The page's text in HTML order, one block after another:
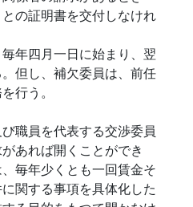
の証明書を交付しなけれ
年四月一日に始まり、翌
但し、補欠委員は、前任
行う。
職員を代表する交渉委員
あれば開くことができ
毎年少くとも一回賃金そ
関する事項を具体化した